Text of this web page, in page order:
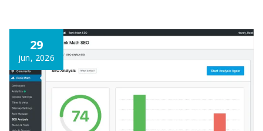
29
jun, 2026